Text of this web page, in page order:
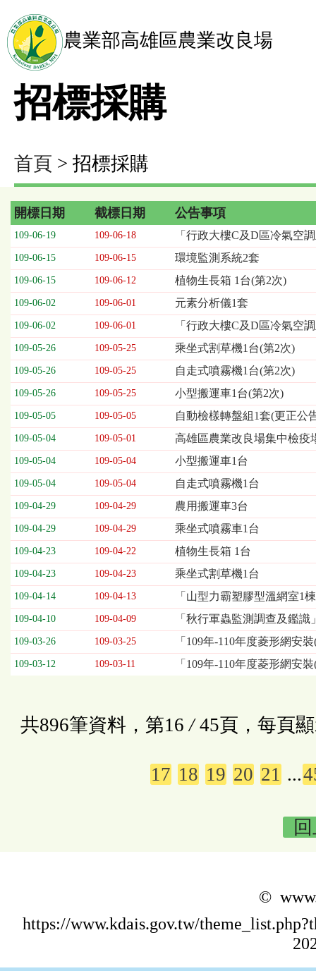
農業部高雄區農業改良場
招標採購
首頁 > 招標採購
招
標
採
購
列
表，
欄
位
依
序
開
標
期、
截
標
日
期、
公
告
事
項
開標日期 截標日期 公告事項
109-06-19 109-06-18 「行政大樓C及D區冷氣空
109-06-15 109-06-15 環境監測系統2套
109-06-15 109-06-12 植物生長箱 1台(第2次)
109-06-02 109-06-01 元素分析儀1套
109-06-02 109-06-01 「行政大樓C及D區冷氣空
109-05-26 109-05-25 乘坐式割草機1台(第2次)
109-05-26 109-05-25 自走式噴霧機1台(第2次)
109-05-26 109-05-25 小型搬運車1台(第2次)
109-05-05 109-05-05 自動檢樣轉盤組1套(更正公
109-05-04 109-05-01 高雄區農業改良場集中檢疫
109-05-04 109-05-04 小型搬運車1台
109-05-04 109-05-04 自走式噴霧機1台
109-04-29 109-04-29 農用搬運車3台
109-04-29 109-04-29 乘坐式噴霧車1台
109-04-23 109-04-22 植物生長箱 1台
109-04-23 109-04-23 乘坐式割草機1台
109-04-14 109-04-13 「山型力霸塑膠型溫網室1
109-04-10 109-04-09 「秋行軍蟲監測調查及鑑
109-03-26 109-03-25 「109年-110年度菱形網安
109-03-12 109-03-11 「109年-110年度菱形網安
共896筆資料，第16 /45頁，每頁
17 18 19 20 21 ...
©
https://www.kdais.gov.tw/